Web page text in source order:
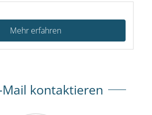
Mehr erfahren
Mail kontaktieren